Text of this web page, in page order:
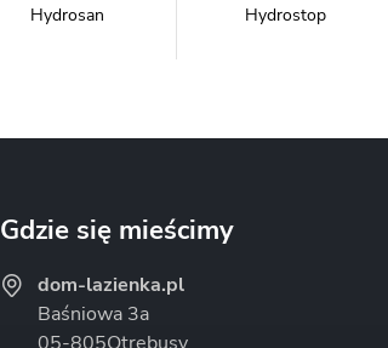
Hydrosan Hydrostop
Rea
Gdzie się mieścimy
dom-lazienka.pl
Baśniowa 3a